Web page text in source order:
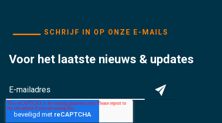
SCHRIJF IN OP ONZE E-MAILS
Voor het laatste nieuws & updates